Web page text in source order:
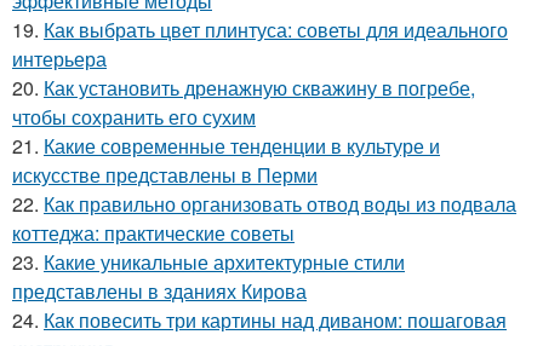
19. Как выбрать цвет плинтуса: советы для идеального
интерьера
20. Как установить дренажную скважину в погребе,
чтобы сохранить его сухим
21. Какие современные тенденции в культуре и
искусстве представлены в Перми
22. Как правильно организовать отвод воды из подвала
коттеджа: практические советы
23. Какие уникальные архитектурные стили
представлены в зданиях Кирова
24. Как повесить три картины над диваном: пошаговая